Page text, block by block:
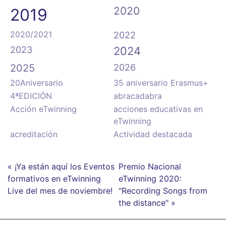
2019
2020
2020/2021
2022
2023
2024
2025 2026
20Aniversario
35 aniversario Erasmus+
4ªEDICIÓN
abracadabra
Acción eTwinning
acciones educativas en
eTwinning
acreditación
Actividad destacada
« ¡Ya están aquí los Eventos
formativos en eTwinning
Live del mes de noviembre!
Premio Nacional
eTwinning 2020:
"Recording Songs from
the distance" »